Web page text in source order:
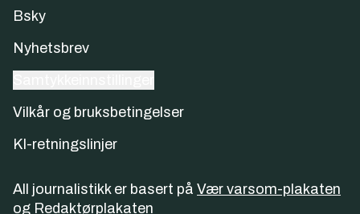
Bsky
Nyhetsbrev
Vilkår og bruksbetingelser
KI-retningslinjer
All journalistikk er basert på Vær varsom-plakaten
og Redaktørplakaten